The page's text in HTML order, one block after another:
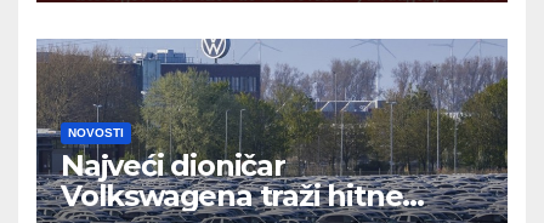
NOVOSTI
Najveći dioničar
Volkswagena traži hitne